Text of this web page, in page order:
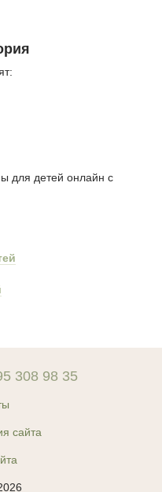
для детей онлайн с
308 98 35
сайта